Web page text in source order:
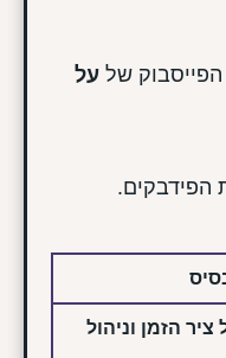
של על
הפידבקים.
על ציר הזמן וניהול